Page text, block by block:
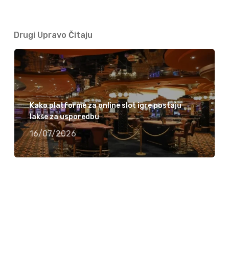
Drugi Upravo Čitaju
Kako platforme za online slot igre postaju
lakše za usporedbu
16/07/2026